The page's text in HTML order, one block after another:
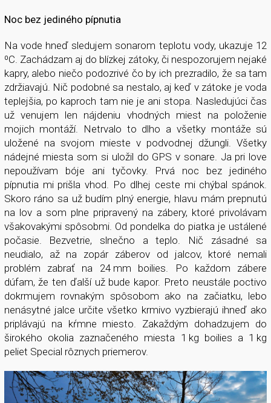
Noc bez jediného pípnutia
Na vode hneď sledujem sonarom teplotu vody, ukazuje 12
⁰C. Zachádzam aj do blízkej zátoky, či nespozorujem nejaké
kapry, alebo niečo podozrivé čo by ich prezradilo, že sa tam
zdržiavajú. Nič podobné sa nestalo, aj keď v zátoke je voda
teplejšia, po kaproch tam nie je ani stopa. Nasledujúci čas
už venujem len nájdeniu vhodných miest na položenie
mojich montáží. Netrvalo to dlho a všetky montáže sú
uložené na svojom mieste v podvodnej džungli. Všetky
nádejné miesta som si uložil do GPS v sonare. Ja pri love
nepoužívam bóje ani tyčovky. Prvá noc bez jediného
pípnutia mi prišla vhod. Po dlhej ceste mi chýbal spánok.
Skoro ráno sa už budím plný energie, hlavu mám prepnutú
na lov a som plne pripravený na zábery, ktoré privolávam
všakovakými spôsobmi. Od pondelka do piatka je ustálené
počasie. Bezvetrie, slnečno a teplo. Nič zásadné sa
neudialo, až na zopár záberov od jalcov, ktoré nemali
problém zabrať na 24 mm boilies. Po každom zábere
dúfam, že ten ďalší už bude kapor. Preto neustále poctivo
dokrmujem rovnakým spôsobom ako na začiatku, lebo
nenásytné jalce určite všetko krmivo vyzbierajú ihneď ako
priplávajú na kŕmne miesto. Zakaždým dohadzujem do
širokého okolia zaznačeného miesta 1 kg boilies a 1 kg
peliet Special rôznych priemerov.